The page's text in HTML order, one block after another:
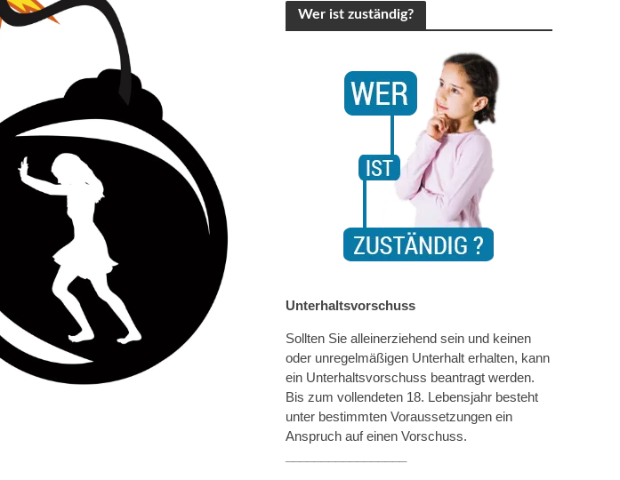
Wer ist zuständig?
Unterhaltsvorschuss
Sollten Sie alleinerziehend sein und keinen
oder unregelmäßigen Unterhalt erhalten, kann
ein Unterhaltsvorschuss beantragt werden.
Bis zum vollendeten 18. Lebensjahr besteht
unter bestimmten Voraussetzungen ein
Anspruch auf einen Vorschuss.